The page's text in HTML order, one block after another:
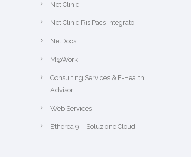
Net Clinic
Net Clinic Ris Pacs integrato
NetDocs
M@Work
Consulting Services & E-Health
Advisor
Web Services
Etherea 9 – Soluzione Cloud